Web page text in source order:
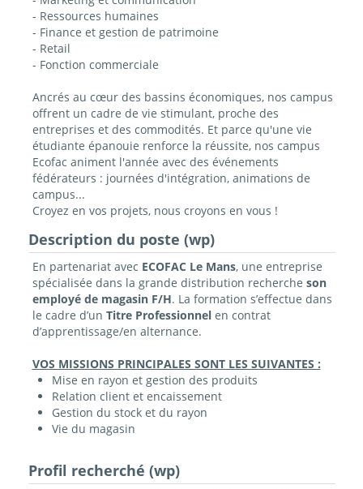
- Ressources humaines
- Finance et gestion de patrimoine
- Retail
- Fonction commerciale
Ancrés au cœur des bassins économiques, nos campus
offrent un cadre de vie stimulant, proche des
entreprises et des commodités. Et parce qu'une vie
étudiante épanouie renforce la réussite, nos campus
Ecofac animent l'année avec des événements
fédérateurs : journées d'intégration, animations de
campus...
Croyez en vos projets, nous croyons en vous !
Description du poste (wp)
En partenariat avec ECOFAC Le Mans, une entreprise
spécialisée dans la grande distribution recherche son
employé de magasin F/H. La formation s’effectue dans
le cadre d’un Titre Professionnelen contrat
d’apprentissage/en alternance.
VOS MISSIONS PRINCIPALES SONT LES SUIVANTES :
Mise en rayon et gestion des produits
Relation client et encaissement
Gestion du stock et du rayon
Vie du magasin
Profil recherché (wp)